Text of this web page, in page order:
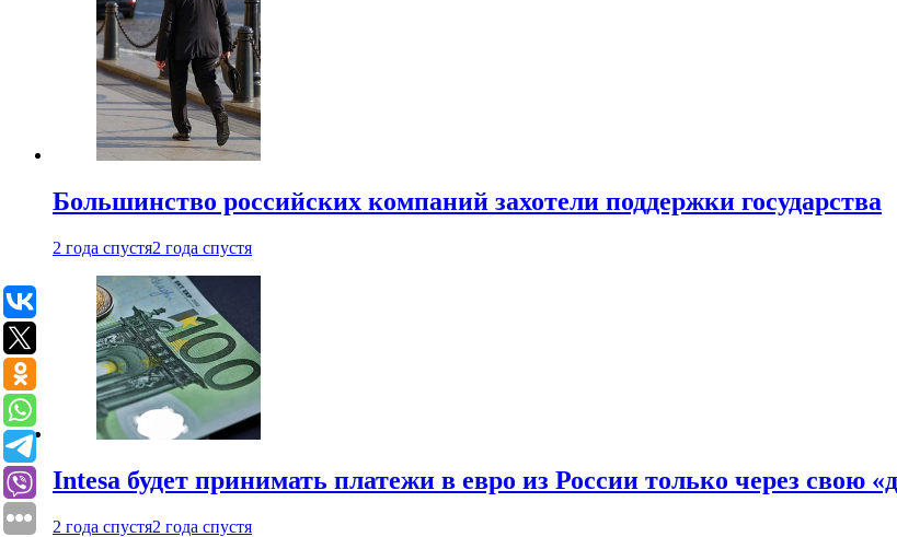
Большинство российских компаний захотели поддержки государства
2 года спустя2 года спустя
Intesa будет принимать платежи в евро из России только через свою
2 года спустя2 года спустя